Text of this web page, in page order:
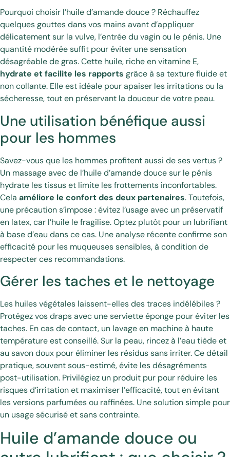
Pourquoi choisir l’huile d’amande douce ? Réchauffez
quelques gouttes dans vos mains avant d’appliquer
délicatement sur la vulve, l’entrée du vagin ou le pénis. Une
quantité modérée suffit pour éviter une sensation
désagréable de gras. Cette huile, riche en vitamine E,
hydrate et facilite les rapports grâce à sa texture fluide et
non collante. Elle est idéale pour apaiser les irritations ou la
sécheresse, tout en préservant la douceur de votre peau.
Une utilisation bénéfique aussi
pour les hommes
Savez-vous que les hommes profitent aussi de ses vertus ?
Un massage avec de l’huile d’amande douce sur le pénis
hydrate les tissus et limite les frottements inconfortables.
Cela améliore le confort des deux partenaires. Toutefois,
une précaution s’impose : évitez l’usage avec un préservatif
en latex, car l’huile le fragilise. Optez plutôt pour un lubrifiant
à base d’eau dans ce cas. Une analyse récente confirme son
efficacité pour les muqueuses sensibles, à condition de
respecter ces recommandations.
Gérer les taches et le nettoyage
Les huiles végétales laissent-elles des traces indélébiles ?
Protégez vos draps avec une serviette éponge pour éviter les
taches. En cas de contact, un lavage en machine à haute
température est conseillé. Sur la peau, rincez à l’eau tiède et
au savon doux pour éliminer les résidus sans irriter. Ce détail
pratique, souvent sous-estimé, évite les désagréments
post-utilisation. Privilégiez un produit pur pour réduire les
risques d’irritation et maximiser l’efficacité, tout en évitant
les versions parfumées ou raffinées. Une solution simple pour
un usage sécurisé et sans contrainte.
Huile d’amande douce ou